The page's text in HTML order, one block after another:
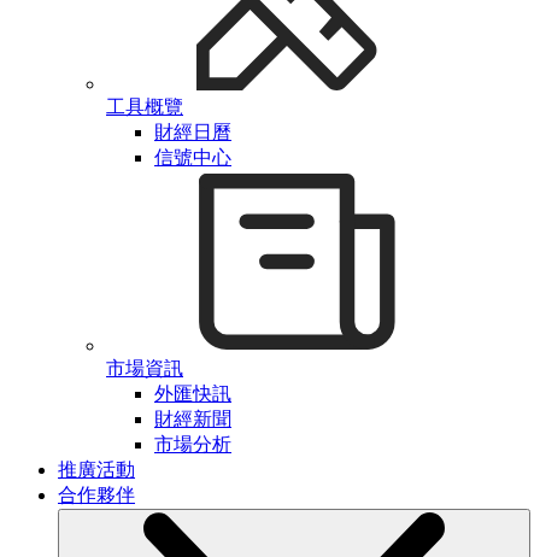
工具概覽
財經日曆
信號中心
市場資訊
外匯快訊
財經新聞
市場分析
推廣活動
合作夥伴